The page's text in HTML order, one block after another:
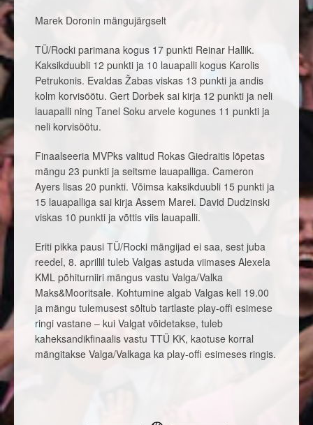
Marek Doronin mängujärgselt
TÜ/Rocki parimana kogus 17 punkti Reinar Hallik.
Kaksikduubli 12 punkti ja 10 lauapalli kogus Karolis
Petrukonis. Evaldas Žabas viskas 13 punkti ja andis
kolm korvisöötu. Gert Dorbek sai kirja 12 punkti ja neli
lauapalli ning Tanel Soku arvele kogunes 11 punkti ja
neli korvisöötu.
Finaalseeria MVPks valitud Rokas Giedraitis lõpetas
mängu 23 punkti ja seitsme lauapalliga. Cameron
Ayers lisas 20 punkti. Võimsa kaksikduubli 15 punkti ja
15 lauapalliga sai kirja Assem Marei. David Dudzinski
viskas 10 punkti ja võttis viis lauapalli.
Eriti pikka pausi TÜ/Rocki mängijad ei saa, sest juba
reedel, 8. aprillil tuleb Valgas astuda viimases Alexela
KML põhiturniiri mängus vastu Valga/Valka
Maks&Mooritsale. Kohtumine algab Valgas kell 19.00
ja mängu tulemusest sõltub tartlaste play-offi esimese
ringi vastane – kui Valgat võidetakse, tuleb
kaheksandikfinaalis vastu TTÜ KK, kaotuse korral
mängitakse Valga/Valkaga ka play-offi esimeses ringis.